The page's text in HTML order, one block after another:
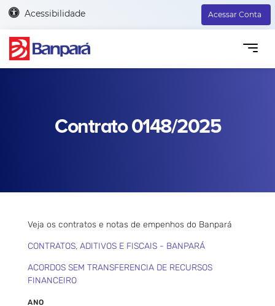
Acessibilidade Acessar Conta
Contrato 0148/2025
Veja os contratos e notas de empenhos do Banpará
CONTRATOS, ADITIVOS E FISCAIS - BANPARÁ
ACORDOS SEM TRANSFERENCIA DE RECURSOS
FINANCEIRO
ANO